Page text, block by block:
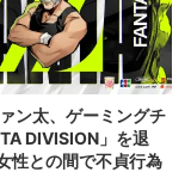
ン太、ゲーミングチ
DIVISION」を退
との間で不貞行為